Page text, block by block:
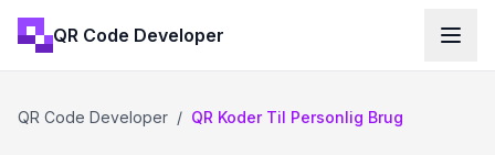
QR Code Developer
QR Code Developer / QR Koder Til Personlig Brug